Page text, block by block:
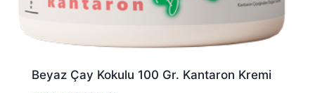
Beyaz Çay Kokulu 100 Gr. Kantaron Kremi